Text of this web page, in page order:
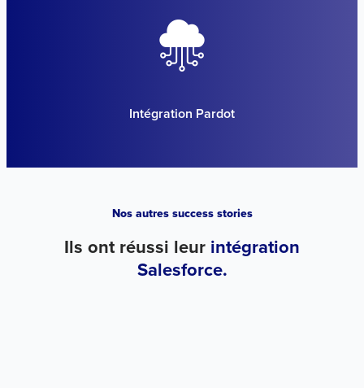
Intégration Pardot
Nos autres success stories
Ils ont réussi leur intégration
Salesforce.